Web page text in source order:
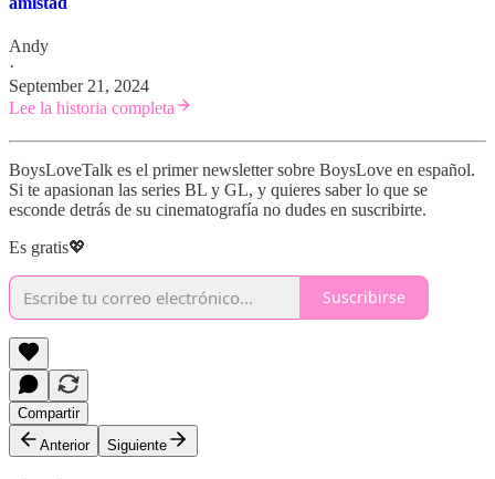
Andy
·
September 21, 2024
Lee la historia completa
BoysLoveTalk es el primer newsletter sobre BoysLove en español.
Si te apasionan las series BL y GL, y quieres saber lo que se
esconde detrás de su cinematografía no dudes en suscribirte.
Es gratis💖
Suscribirse
Compartir
Anterior
Siguiente